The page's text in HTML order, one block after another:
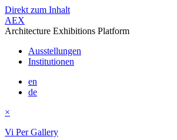
Direkt zum Inhalt
AEX
Architecture Exhibitions Platform
Ausstellungen
Institutionen
en
de
×
Vi Per Gallery